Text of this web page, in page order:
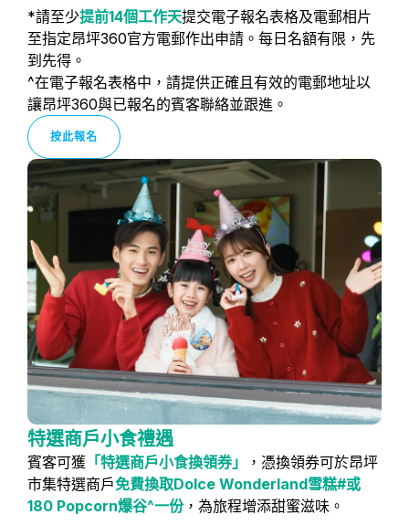
*請至少提前14個工作天提交電子報名表格及電郵相片
至指定昂坪360官方電郵作出申請。每日名額有限，先
到先得。
^在電子報名表格中，請提供正確且有效的電郵地址以
讓昂坪360與已報名的賓客聯絡並跟進。
按此報名
特選商戶小食禮遇
賓客可獲 「特選商戶小食換領券」
，憑換領券可於昂坪
市集特選商戶免費換取Dolce Wonderland雪糕#或
180 Popcorn爆谷^一份，為旅程增添甜蜜滋味。